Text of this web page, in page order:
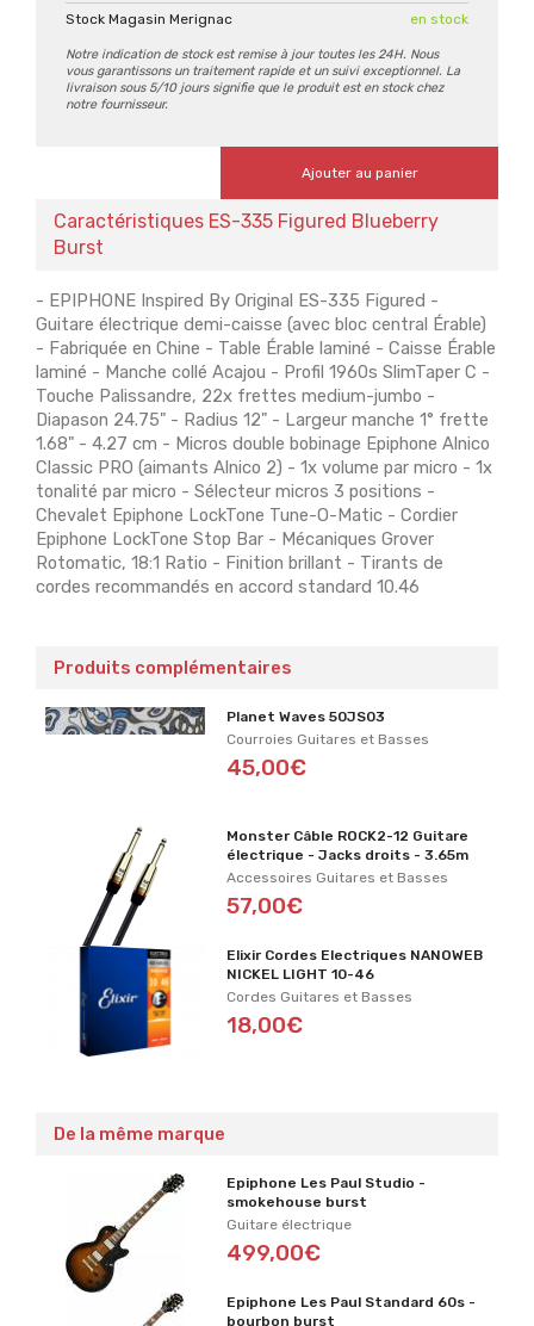
Stock Magasin Merignac en stock
Notre indication de stock est remise à jour toutes les 24H. Nous
vous garantissons un traitement rapide et un suivi exceptionnel. La
livraison sous 5/10 jours signifie que le produit est en stock chez
notre fournisseur.
Ajouter au panier
Caractéristiques ES-335 Figured Blueberry
Burst
- EPIPHONE Inspired By Original ES-335 Figured -
Guitare électrique demi-caisse (avec bloc central Érable)
- Fabriquée en Chine - Table Érable laminé - Caisse Érable
laminé - Manche collé Acajou - Profil 1960s SlimTaper C -
Touche Palissandre, 22x frettes medium-jumbo -
Diapason 24.75" - Radius 12" - Largeur manche 1° frette
1.68" - 4.27 cm - Micros double bobinage Epiphone Alnico
Classic PRO (aimants Alnico 2) - 1x volume par micro - 1x
tonalité par micro - Sélecteur micros 3 positions -
Chevalet Epiphone LockTone Tune-O-Matic - Cordier
Epiphone LockTone Stop Bar - Mécaniques Grover
Rotomatic, 18:1 Ratio - Finition brillant - Tirants de
cordes recommandés en accord standard 10.46
Produits complémentaires
Planet Waves 50JS03
Courroies Guitares et Basses
45,00€
Monster Câble ROCK2-12 Guitare
électrique - Jacks droits - 3.65m
Accessoires Guitares et Basses
57,00€
Elixir Cordes Electriques NANOWEB
NICKEL LIGHT 10-46
Cordes Guitares et Basses
18,00€
De la même marque
Epiphone Les Paul Studio -
smokehouse burst
Guitare électrique
499,00€
Epiphone Les Paul Standard 60s -
bourbon burst